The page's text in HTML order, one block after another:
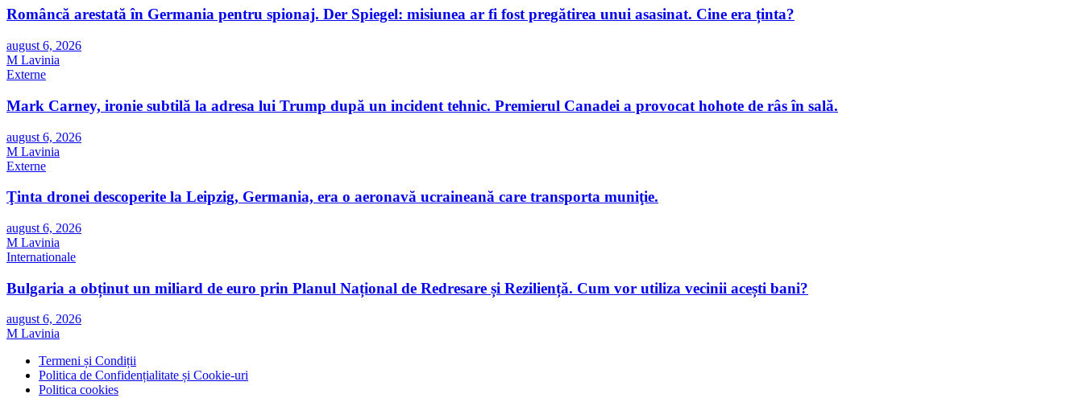
Româncă arestată în Germania pentru spionaj. Der Spiegel: misiunea ar fi fost pregătirea unui asasinat. Cine era ținta?
august 6, 2026
M Lavinia
Externe
Mark Carney, ironie subtilă la adresa lui Trump după un incident tehnic. Premierul Canadei a provocat hohote de râs în sală.
august 6, 2026
M Lavinia
Externe
Ţinta dronei descoperite la Leipzig, Germania, era o aeronavă ucraineană care transporta muniţie.
august 6, 2026
M Lavinia
Internationale
Bulgaria a obținut un miliard de euro prin Planul Național de Redresare și Reziliență. Cum vor utiliza vecinii acești bani?
august 6, 2026
M Lavinia
Termeni și Condiții
Politica de Confidențialitate și Cookie-uri
Politica cookies